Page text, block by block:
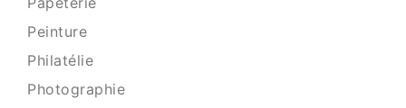
Peinture
Philatélie
Photographie